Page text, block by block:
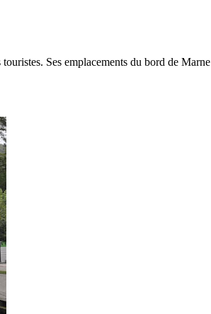
Ses emplacements du bord de